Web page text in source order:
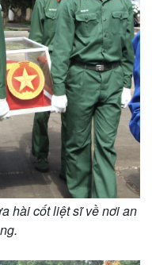
hài cốt liệt sĩ về nơi an